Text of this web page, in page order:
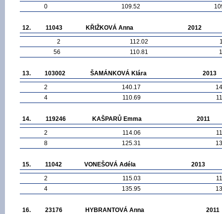
0
109.52
12. 11043 KŘIŽKOVÁ Anna
2012
2
112.02
56
110.81
13. 103002 ŠAMÁNKOVÁ Klára
2013
2
140.17
4
110.69
14. 119246 KAŠPARŮ Emma
2011
2
114.06
8
125.31
15. 11042 VONEŠOVÁ Adéla
2013
2
115.03
4
135.95
16. 23176 HYBRANTOVÁ Anna
2011